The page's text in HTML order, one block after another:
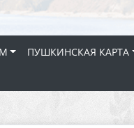
ПУШКИНСКАЯ КАРТА